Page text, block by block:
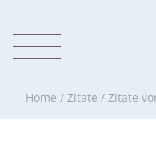
Home / Zitate / Zitate